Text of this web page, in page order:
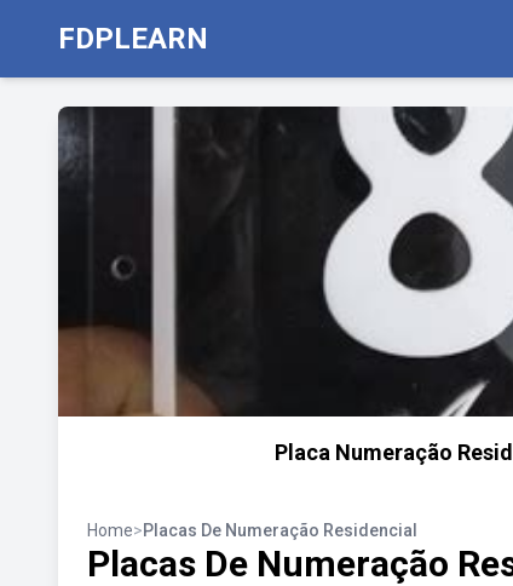
FDPLEARN
Placa Numeração
Home>Placas De Numeração Residencial
Placas De Numeração